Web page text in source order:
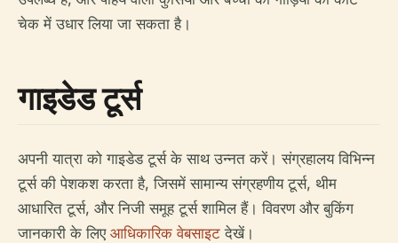
चेक में उधार लिया जा सकता है।
गाइडेड टूर्स
अपनी यात्रा को गाइडेड टूर्स के साथ उन्नत करें। संग्रहालय विभिन्न
टूर्स की पेशकश करता है, जिसमें सामान्य संग्रहणीय टूर्स, थीम
आधारित टूर्स, और निजी समूह टूर्स शामिल हैं। विवरण और बुकिंग
जानकारी के लिए आधिकारिक वेबसाइट देखें।